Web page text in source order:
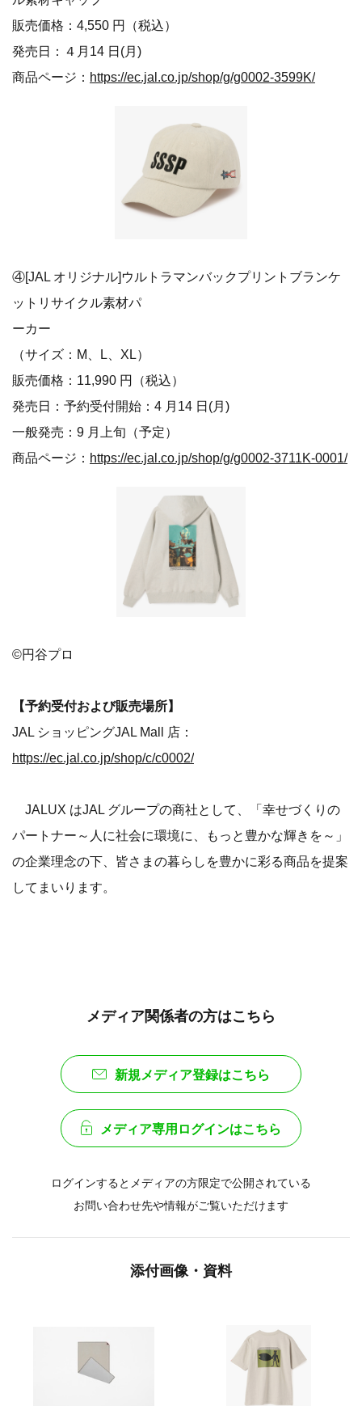
販売価格：4,550 円（税込）
発売日：４月14 日(月)
商品ページ： https://ec.jal.co.jp/shop/g/g0002-3599K/
④[JAL オリジナル]ウルトラマンバックプリントブランケ
ットリサイクル素材パ
ーカー
（サイズ：M、L、XL）
販売価格：11,990 円（税込）
発売日：予約受付開始：4 月14 日(月)
一般発売：9 月上旬（予定）
商品ページ： https://ec.jal.co.jp/shop/g/g0002-3711K-0001/
©円谷プロ
【予約受付および販売場所】
JAL ショッピングJAL Mall 店：
https://ec.jal.co.jp/shop/c/c0002/
JALUX はJAL グループの商社として、「幸せづくりの
パートナー～人に社会に環境に、もっと豊かな輝きを～」
の企業理念の下、皆さまの暮らしを豊かに彩る商品を提案
してまいります。
メディア関係者の方はこちら
新規メディア登録はこちら
メディア専用ログインはこちら
ログインするとメディアの方限定で公開されている
お問い合わせ先や情報がご覧いただけます
添付画像・資料